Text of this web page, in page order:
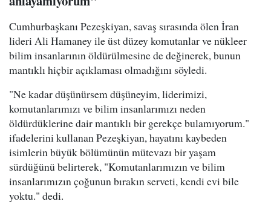
Cumhurbaşkanı Pezeşkiyan, savaş sırasında ölen İran
lideri Ali Hamaney ile üst düzey komutanlar ve nükleer
bilim insanlarının öldürülmesine de değinerek, bunun
mantıklı hiçbir açıklaması olmadığını söyledi.
"Ne kadar düşünürsem düşüneyim, liderimizi,
komutanlarımızı ve bilim insanlarımızı neden
öldürdüklerine dair mantıklı bir gerekçe bulamıyorum."
ifadelerini kullanan Pezeşkiyan, hayatını kaybeden
isimlerin büyük bölümünün mütevazı bir yaşam
sürdüğünü belirterek, "Komutanlarımızın ve bilim
insanlarımızın çoğunun bırakın serveti, kendi evi bile
yoktu." dedi.